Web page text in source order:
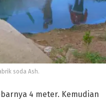
soda Ash.
4 meter. Kemudian